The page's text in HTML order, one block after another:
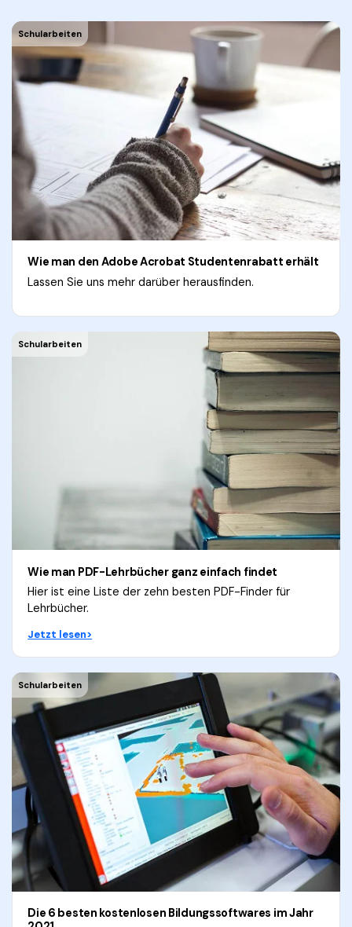
Schularbeiten
Wie man den Adobe Acrobat Studentenrabatt erhält
Lassen Sie uns mehr darüber herausfinden.
Schularbeiten
Wie man PDF-Lehrbücher ganz einfach findet
Hier ist eine Liste der zehn besten PDF-Finder für
Lehrbücher.
Jetzt lesen>
Schularbeiten
Die 6 besten kostenlosen Bildungssoftwares im Jahr